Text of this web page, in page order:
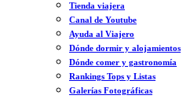
Tienda viajera
Canal de Youtube
Ayuda al Viajero
Dónde dormir y alojamientos
Dónde comer y gastronomía
Rankings Tops y Listas
Galerías Fotográficas